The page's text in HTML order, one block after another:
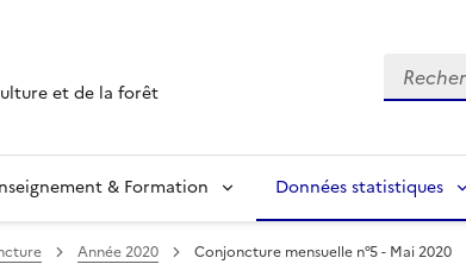
et de la forêt
Recherche
& Formation Données statistiques
Année 2020 Conjoncture mensuelle n°5 - Mai 2020